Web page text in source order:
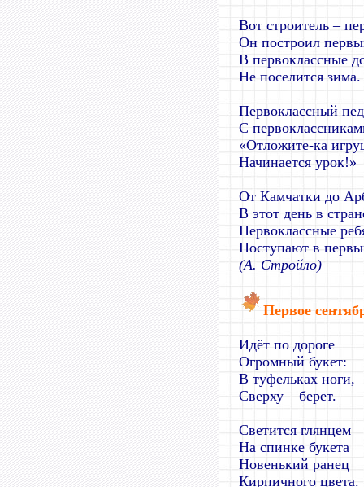
Вот строитель –
Он построил
В первоклассные
Не поселится зима.
Первоклассный
С
«Отложите-ка
Начинается урок!»
От Камчатки до
В этот день в
Первоклассные
Поступают в
(А. Стройло)
Первое
Идёт по дороге
Огромный букет:
В туфельках ноги,
Сверху – берет.
Светится глянцем
На спинке букета
Новенький ранец
Кирпичного цвета.